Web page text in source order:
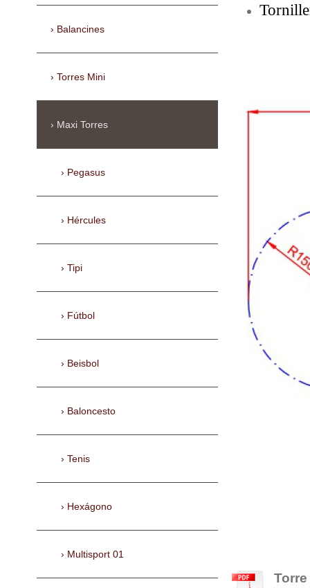
Torre
Balancines
Torres Mini
Maxi Torres
Pegasus
Hércules
Tipi
Fútbol
Beisbol
Baloncesto
Tenis
Hexágono
Multisport 01